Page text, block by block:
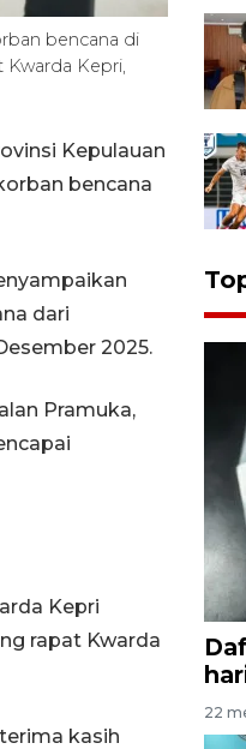
bencana di
Kwarda Kepri,
Kepulauan
bencana
dari
2025.
Pramuka,
Kepri
rapat Kwarda
kasih
22